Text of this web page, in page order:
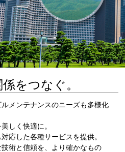
をつなぐ。
メンテナンスのニーズも多様化
しく快適に。
応した各種サービスを提供。
術と信頼を、より確かなもの